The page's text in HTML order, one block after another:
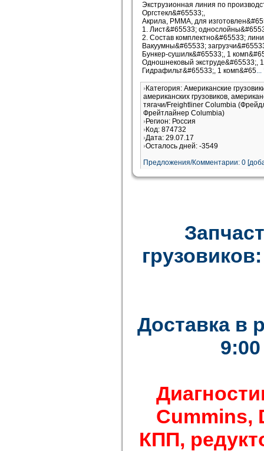
Экструзионная линия по
Оргстекл&#65533;,
Акрила, PMMA, для
1. Лист&#65533;
2. Состав комплектно&#65533;
Вакуумны&#65533;
Бункер-сушилк&#65533;, 1
Одношнековый экструде&#65533;,
Гидрафильт&#65533;, 1 комп&#65...
Категория: Американские
американских грузовиков,
тягачи/Freightliner Columbia
Фрейтлайнер Columbia)
Регион: Россия
Код: 874732
Дата: 29.07.17
Осталось дней: -3549
Предложения/Комментарии: 0
Доставка в
Cummins,
КПП,